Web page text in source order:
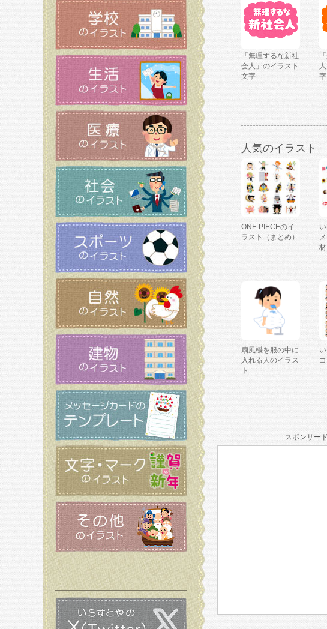
「無理するな新社
会人」のイラスト
文字
字
人気のイラスト
ONE PIECEのイ
ラスト（まとめ）
材
扇風機を服の中に
入れる人のイラス
ト
スポンサー